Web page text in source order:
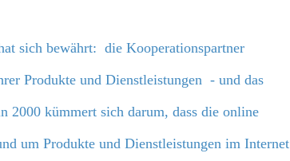
sich bewährt: die Kooperationspartner
Produkte und Dienstleistungen - und das
2000 kümmert sich darum, dass die online
um Produkte und Dienstleistungen im Internet